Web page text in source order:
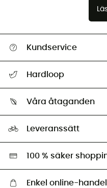
Kundservice
Retur & återbetalning
Hardloop
Ambassadörer
Våra åtaganden
Miljöanpassat urval
Leveranssätt
100 % säker
Enkel online-handel